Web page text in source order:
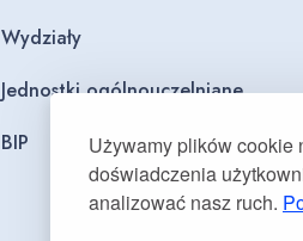
Używamy plików cookie
doświadczenia
analizować nasz ruch.
Wydziały
Jednostki ogólnouczelniane
BIP